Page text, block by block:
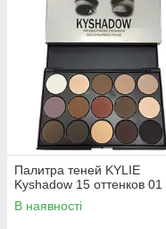
Палитра теней KYLIE
Kyshadow 15 оттенков 01
В наявності